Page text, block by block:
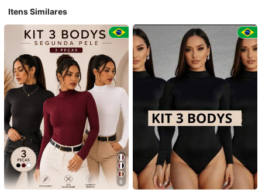
Itens Similares
6